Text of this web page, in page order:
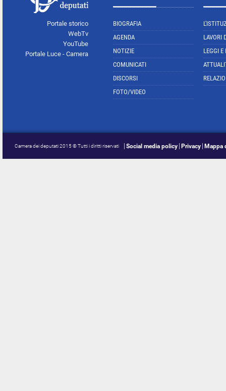
Portale storico
WebTv
YouTube
Portale Luce - Camera
BIOGRAFIA
AGENDA
NOTIZIE
COMUNICATI
DISCORSI
FOTO/VIDEO
LAVORI
LEGGI E
Camera dei deputati 2015 © Tutti i diritti riservati Social media policy Privacy Mappa